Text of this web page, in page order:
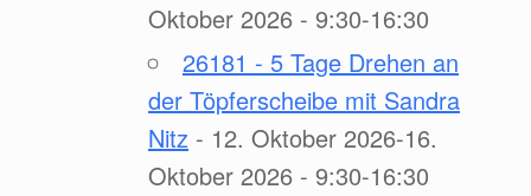
Oktober 2026 - 9:30-16:30
26181 - 5 Tage Drehen an
der Töpferscheibe mit Sandra
Nitz - 12. Oktober 2026-16.
Oktober 2026 - 9:30-16:30